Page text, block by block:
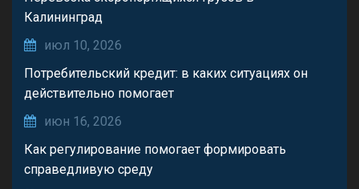
Калининград
июл 10, 2026
Потребительский кредит: в каких ситуациях он
действительно помогает
июн 16, 2026
Как регулирование помогает формировать
справедливую среду